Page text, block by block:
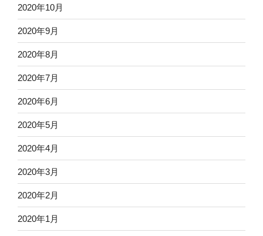
2020年10月
2020年9月
2020年8月
2020年7月
2020年6月
2020年5月
2020年4月
2020年3月
2020年2月
2020年1月